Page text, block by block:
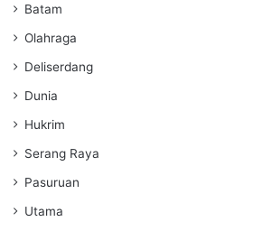
Batam
Olahraga
Deliserdang
Dunia
Hukrim
Serang Raya
Pasuruan
Utama